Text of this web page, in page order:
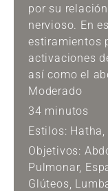
por su
nervioso. En
estiramientos
activaciones
así como el
Moderado
34 minutos
Estilos: Hatha
Objetivos:
Pulmonar,
Glúteos